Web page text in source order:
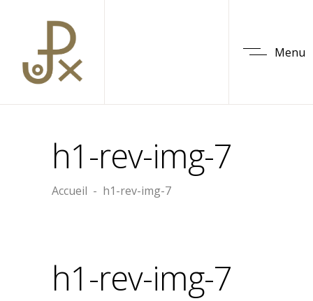
Menu
h1-rev-img-7
Accueil - h1-rev-img-7
h1-rev-img-7